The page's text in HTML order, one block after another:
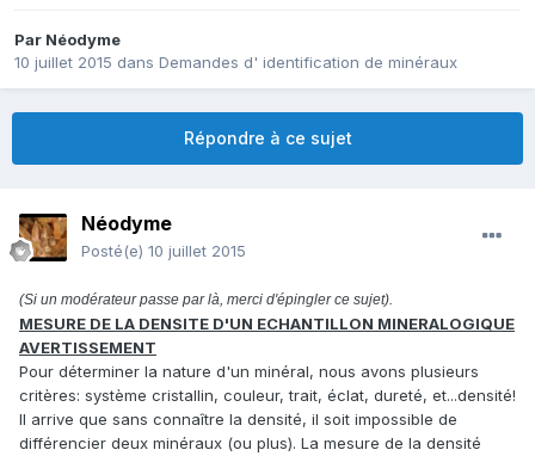
Par Néodyme
10 juillet 2015 dans Demandes d' identification de minéraux
Répondre à ce sujet
Néodyme
Posté(e) 10 juillet 2015
(Si un modérateur passe par là, merci d'épingler ce sujet).
MESURE DE LA DENSITE D'UN ECHANTILLON MINERALOGIQUE
AVERTISSEMENT
Pour déterminer la nature d'un minéral, nous avons plusieurs
critères: système cristallin, couleur, trait, éclat, dureté, et...densité!
Il arrive que sans connaître la densité, il soit impossible de
différencier deux minéraux (ou plus). La mesure de la densité